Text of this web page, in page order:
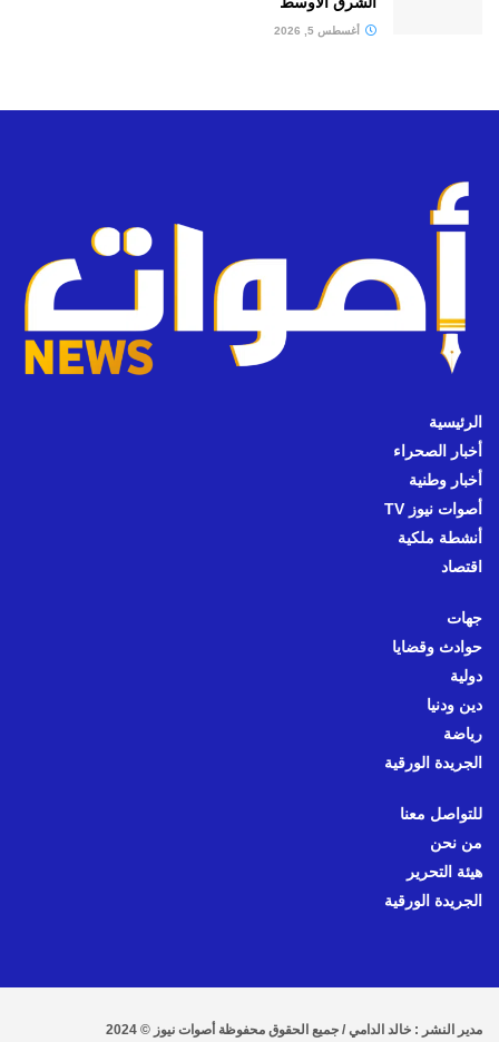
أغسطس 5, 2026
الرئيسية
أخبار الصحراء
أخبار وطنية
أصوات نيوز TV
أنشطة ملكية
اقتصاد
جهات
حوادث وقضايا
دولية
دين ودنيا
رياضة
الجريدة الورقية
للتواصل معنا
من نحن
هيئة التحرير
الجريدة الورقية
مدير النشر : خالد الدامي / جميع الحقوق محفوظة أصوات نيوز © 2024